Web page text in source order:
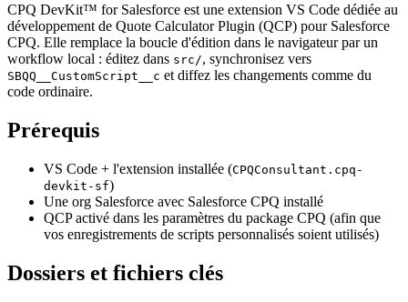
CPQ DevKit™ for Salesforce est une extension VS Code dédiée au
développement de Quote Calculator Plugin (QCP) pour Salesforce
CPQ. Elle remplace la boucle d'édition dans le navigateur par un
workflow local : éditez dans src/, synchronisez vers
SBQQ__CustomScript__c et diffez les changements comme du
code ordinaire.
Prérequis
VS Code + l'extension installée (CPQConsultant.cpq-
devkit-sf)
Une org Salesforce avec Salesforce CPQ installé
QCP activé dans les paramètres du package CPQ (afin que
vos enregistrements de scripts personnalisés soient utilisés)
Dossiers et fichiers clés